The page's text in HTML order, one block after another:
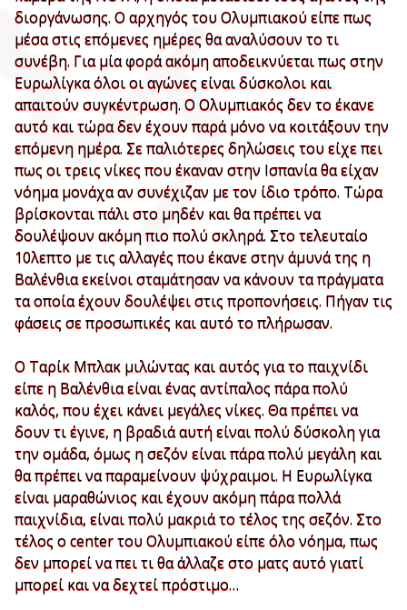
διοργάνωσης. Ο αρχηγός του Ολυμπιακού είπε πως
μέσα στις επόμενες ημέρες θα αναλύσουν το τι
συνέβη. Για μία φορά ακόμη αποδεικνύεται πως στην
Ευρωλίγκα όλοι οι αγώνες είναι δύσκολοι και
απαιτούν συγκέντρωση. Ο Ολυμπιακός δεν το έκανε
αυτό και τώρα δεν έχουν παρά μόνο να κοιτάξουν την
επόμενη ημέρα. Σε παλιότερες δηλώσεις του είχε πει
πως οι τρεις νίκες που έκαναν στην Ισπανία θα είχαν
νόημα μονάχα αν συνέχιζαν με τον ίδιο τρόπο. Τώρα
βρίσκονται πάλι στο μηδέν και θα πρέπει να
δουλέψουν ακόμη πιο πολύ σκληρά. Στο τελευταίο
10λεπτο με τις αλλαγές που έκανε στην άμυνά της η
Βαλένθια εκείνοι σταμάτησαν να κάνουν τα πράγματα
τα οποία έχουν δουλέψει στις προπονήσεις. Πήγαν τις
φάσεις σε προσωπικές και αυτό το πλήρωσαν.
Ο Ταρίκ Μπλακ μιλώντας και αυτός για το παιχνίδι
είπε η Βαλένθια είναι ένας αντίπαλος πάρα πολύ
καλός, που έχει κάνει μεγάλες νίκες. Θα πρέπει να
δουν τι έγινε, η βραδιά αυτή είναι πολύ δύσκολη για
την ομάδα, όμως η σεζόν είναι πάρα πολύ μεγάλη και
θα πρέπει να παραμείνουν ψύχραιμοι. Η Ευρωλίγκα
είναι μαραθώνιος και έχουν ακόμη πάρα πολλά
παιχνίδια, είναι πολύ μακριά το τέλος της σεζόν. Στο
τέλος ο center του Ολυμπιακού είπε όλο νόημα, πως
δεν μπορεί να πει τι θα άλλαζε στο ματς αυτό γιατί
μπορεί και να δεχτεί πρόστιμο…